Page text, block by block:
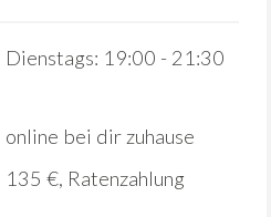
Dienstags: 19:00 - 21:30
online bei dir zuhause
135 €, Ratenzahlung